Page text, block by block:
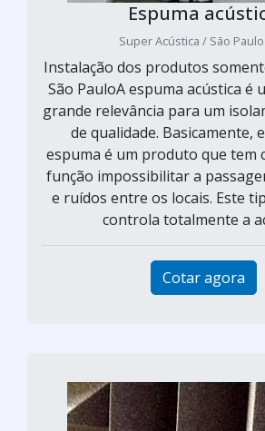
Espuma
Super Acústica / São Paulo
Instalação dos produtos
São PauloA espuma acústica é
grande relevância para um
de qualidade. Basicamente,
espuma é um produto que tem
função impossibilitar a
e ruídos entre os locais. Este
controla totalmente a
Cotar agora